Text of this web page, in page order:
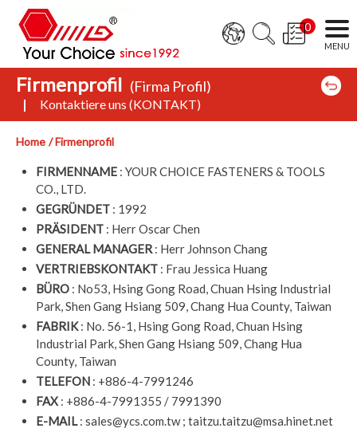
0
Firmenprofil (Firma Profil)
Kontaktiere uns (KONTAKT)
Home Firmenprofil
FIRMENNAME : YOUR CHOICE FASTENERS & TOOLS
CO., LTD.
GEGRÜNDET : 1992
PRÄSIDENT : Herr Oscar Chen
GENERAL MANAGER : Herr Johnson Chang
VERTRIEBSKONTAKT : Frau Jessica Huang
BÜRO : No53, Hsing Gong Road, Chuan Hsing Industrial
Park, Shen Gang Hsiang 509, Chang Hua County, Taiwan
FABRIK: No. 56-1, Hsing Gong Road, Chuan Hsing
Industrial Park, Shen Gang Hsiang 509, Chang Hua
County, Taiwan
TELEFON : +886-4-7991246
FAX : +886-4-7991355 / 7991390
E-MAIL: sales@ycs.com.tw; taitzu.taitzu@msa.hinet.net